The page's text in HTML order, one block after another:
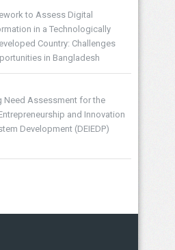
to Assess Digital
in a Technologically
Country: Challenges
in Bangladesh
Need Assessment for the
and Innovation
Development (DEIEDP)